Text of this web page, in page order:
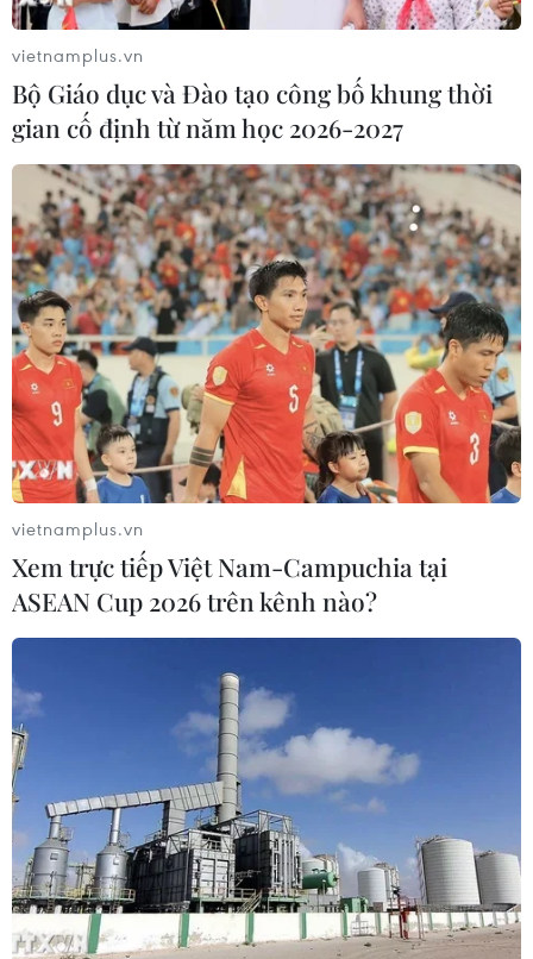
vietnamplus.vn
Bộ Giáo dục và Đào tạo công bố khung thời
gian cố định từ năm học 2026-2027
vietnamplus.vn
Xem trực tiếp Việt Nam-Campuchia tại
ASEAN Cup 2026 trên kênh nào?